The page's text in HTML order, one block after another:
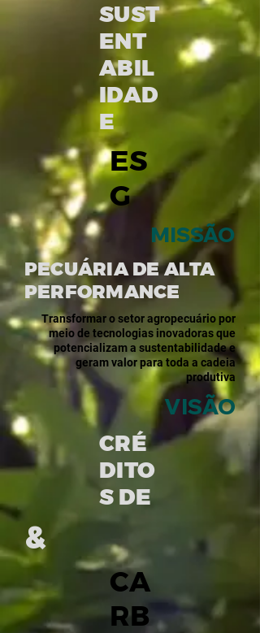
SUST
ENT
ABIL
IDAD
E
ES
G
MISSÃO
PECUÁRIA DE ALTA
PERFORMANCE
Transformar o setor agropecuário por
meio de tecnologias inovadoras que
potencializam a sustentabilidade e
geram valor para toda a cadeia
produtiva
VISÃO
CRÉ
DITO
S DE
&
CA
RB